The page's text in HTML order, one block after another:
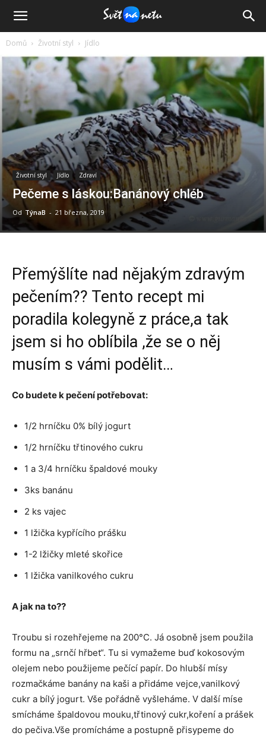
Domů Životní styl Jídlo
Životní styl Jídlo Zdraví
Pečeme s láskou:Banánový chléb
Od TýnaB - 21 března, 2019
Přemýšlíte nad nějakým zdravým
pečením?? Tento recept mi
poradila kolegyně z práce,a tak
jsem si ho oblíbila ,že se o něj
musím s vámi podělit…
Co budete k pečení potřebovat:
1/2 hrníčku 0% bílý jogurt
1/2 hrníčku třtinového cukru
1 a 3/4 hrníčku špaldové mouky
3ks banánu
2 ks vajec
1 lžička kypřícího prášku
1-2 lžičky mleté skořice
1 lžička vanilkového cukru
A jak na to??
Troubu si rozehřejeme na 200°C. Já osobně jsem použila
formu na „srnčí hřbet“. Tu si vymažeme buď kokosovým
olejem nebo použijeme pečící papír. Do hlubší mísy
rozmačkáme banány na kaši a přidáme vejce,vanilkový
cukr a bílý jogurt. Vše pořádně vyšleháme. V další míse
smícháme špaldovou mouku,třtinový cukr,koření a prášek
do pečiva.Vše promícháme a postupně přisypeme do